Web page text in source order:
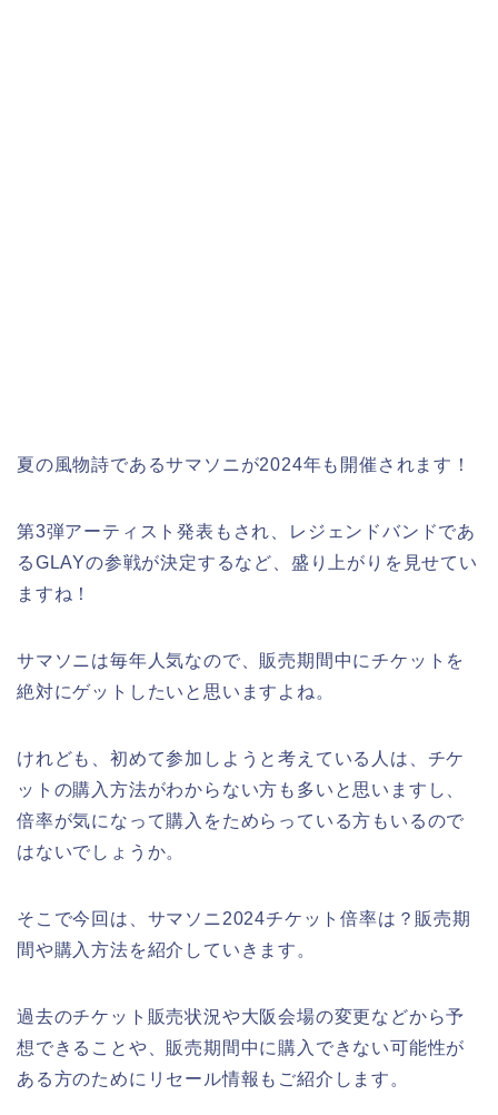
夏の風物詩であるサマソニが2024年も開催されます！
第3弾アーティスト発表もされ、レジェンドバンドであ
るGLAYの参戦が決定するなど、盛り上がりを見せてい
ますね！
サマソニは毎年人気なので、販売期間中にチケットを
絶対にゲットしたいと思いますよね。
けれども、初めて参加しようと考えている人は、チケ
ットの購入方法がわからない方も多いと思いますし、
倍率が気になって購入をためらっている方もいるので
はないでしょうか。
そこで今回は、サマソニ2024チケット倍率は？販売期
間や購入方法を紹介していきます。
過去のチケット販売状況や大阪会場の変更などから予
想できることや、販売期間中に購入できない可能性が
ある方のためにリセール情報もご紹介します。